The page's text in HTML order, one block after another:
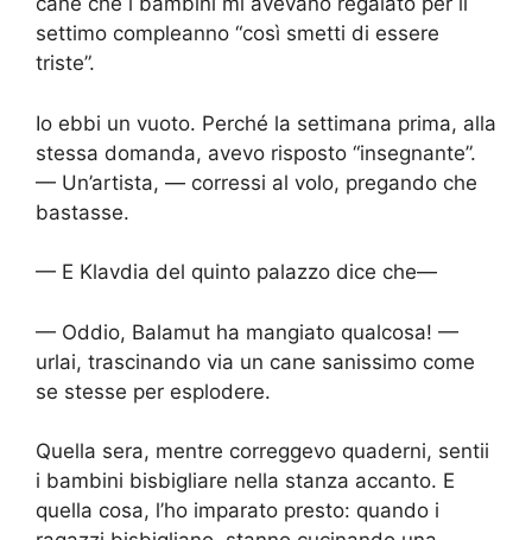
settimo compleanno “così smetti di essere
triste”.
Io ebbi un vuoto. Perché la settimana prima, alla
stessa domanda, avevo risposto “insegnante”.
— Un’artista, — corressi al volo, pregando che
bastasse.
— E Klavdia del quinto palazzo dice che—
— Oddio, Balamut ha mangiato qualcosa! —
urlai, trascinando via un cane sanissimo come
se stesse per esplodere.
Quella sera, mentre correggevo quaderni, sentii
i bambini bisbigliare nella stanza accanto. E
quella cosa, l’ho imparato presto: quando i